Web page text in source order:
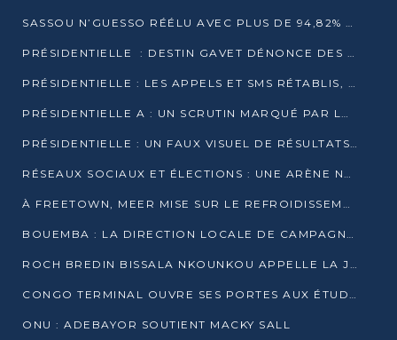
SASSOU N’GUESSO RÉÉLU AVEC PLUS DE 94,82% DES VOIX
PRÉSIDENTIELLE : DESTIN GAVET DÉNONCE DES IRRÉGULARITÉS ET REVENDIQUE LA VICTOIRE
PRÉSIDENTIELLE : LES APPELS ET SMS RÉTABLIS, INTERNET RESTE BLOQUÉ
PRÉSIDENTIELLE A : UN SCRUTIN MARQUÉ PAR LA COUPURE D’INTERNET ET UNE AFFLUENCE TIMIDE À BRAZZAVILLE
PRÉSIDENTIELLE : UN FAUX VISUEL DE RÉSULTATS CIRCULE
RÉSEAUX SOCIAUX ET ÉLECTIONS : UNE ARÈNE NUMÉRIQUE EN PLEINE MUTATION AU CONGO
À FREETOWN, MEER MISE SUR LE REFROIDISSEMENT PASSIF FACE À LA CHALEUR EXTRÊME
BOUEMBA : LA DIRECTION LOCALE DE CAMPAGNE DE DENIS SASSOU N’GUESSO MULTIPLIE LES ACTIVITÉS DE MOBILISATION
ROCH BREDIN BISSALA NKOUNKOU APPELLE LA JEUNESSE DE GOMA TSÉ-TSÉ À UN VOTE MASSIF POUR DENIS SASSOU NGUESSO
CONGO TERMINAL OUVRE SES PORTES AUX ÉTUDIANTS EN TRANSPORT ET LOGISTIQUE
ONU : ADEBAYOR SOUTIENT MACKY SALL